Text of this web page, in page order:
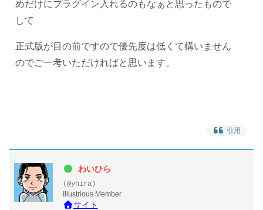
めだけにプラグイン入れるのもなぁと思ったもので
して
正式版が目の前ですので優先度は低くて構いません
のでご一考いただければと思います。
引用
わいひら
(@yhira)
Illustrious Member
サイト